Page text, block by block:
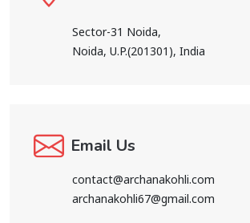
Sector-31 Noida,
Noida, U.P.(201301), India
Email Us
contact@archanakohli.com
archanakohli67@gmail.com